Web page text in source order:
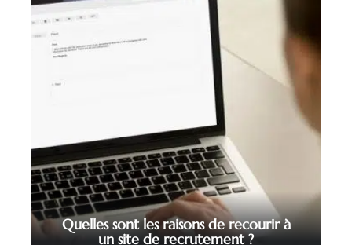
Quelles sont les raisons de recourir à
un site de recrutement ?